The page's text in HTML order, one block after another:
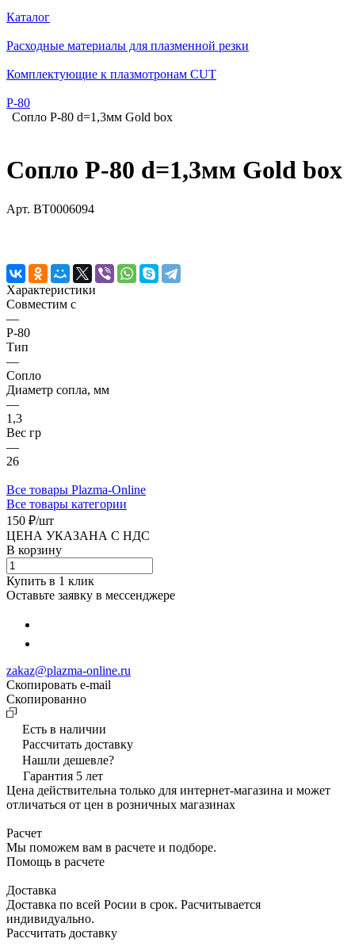
Каталог
Расходные материалы для плазменной резки
Комплектующие к плазмотронам CUT
Р-80
Сопло Р-80 d=1,3мм Gold box
Сопло Р-80 d=1,3мм Gold box
Арт. BT0006094
Характеристики
Совместим с
—
P-80
Тип
—
Сопло
Диаметр сопла, мм
—
1,3
Вес гр
—
26
Все товары Plazma-Online
Все товары категории
150 ₽/шт
ЦЕНА УКАЗАНА С НДС
В корзину
Купить в 1 клик
Оставьте заявку в мессенджере
zakaz@plazma-online.ru
Скопировать e-mail
Cкопированно
Есть в наличии
Рассчитать доставку
Нашли дешевле?
Гарантия 5 лет
Цена действительна только для интернет-магазина и может
отличаться от цен в розничных магазинах
Расчет
Мы поможем вам в расчете и подборе.
Помощь в расчете
Доставка
Доставка по всей Росии в срок. Расчитывается
индивидуально.
Рассчитать доставку